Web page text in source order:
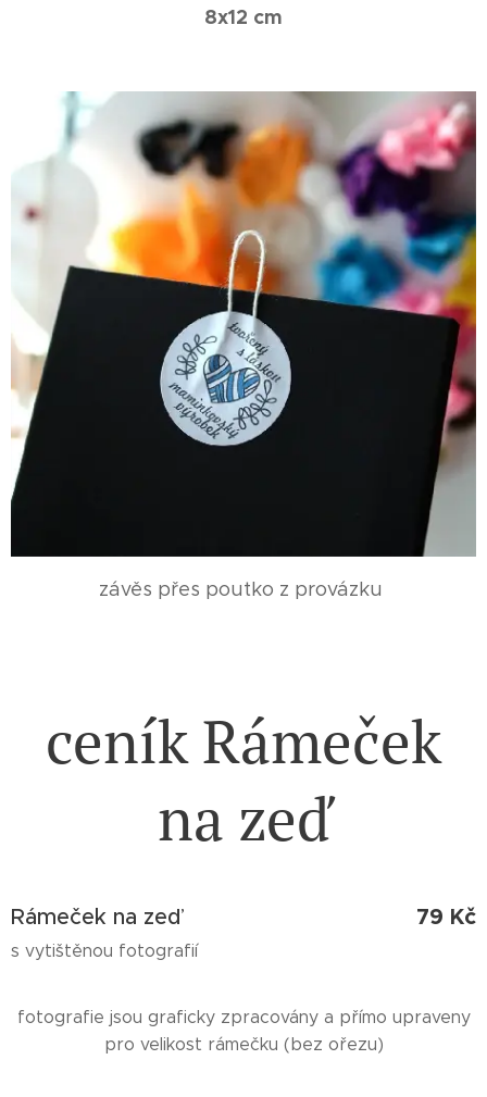
8x12 cm
závěs přes poutko z provázku
ceník Rámeček
na zeď
Rámeček na zeď
s vytištěnou fotografií
79 Kč
fotografie jsou graficky zpracovány a přímo upraveny
pro velikost rámečku (bez ořezu)